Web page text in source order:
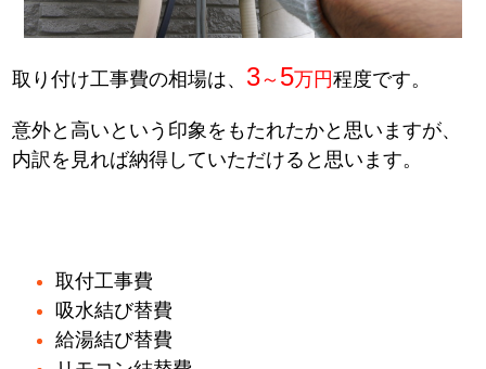
取り付け工事費の相場は、 3～ 5万円程度です。
意外と高いという印象をもたれたかと思いますが、
内訳を見れば納得していただけると思います。
取付工事費
吸水結び替費
給湯結び替費